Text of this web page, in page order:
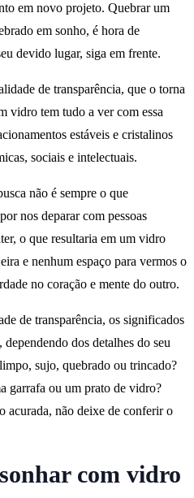
em novo projeto. Quebrar um
em sonho, é hora de
devido lugar, siga em frente.
de transparência, que o torna
vidro tem tudo a ver com essa
estáveis e cristalinos
sociais e intelectuais.
não é sempre o que
nos deparar com pessoas
o que resultaria em um vidro
e nenhum espaço para vermos o
no coração e mente do outro.
de transparência, os significados
dos detalhes do seu
sujo, quebrado ou trincado?
garrafa ou um prato de vidro?
acurada, não deixe de conferir o
com vidro